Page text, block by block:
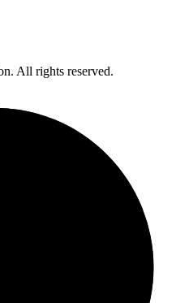
All rights reserved.